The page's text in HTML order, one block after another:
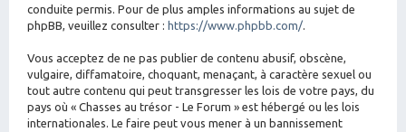
conduite permis. Pour de plus amples informations au sujet de
phpBB, veuillez consulter : https://www.phpbb.com/.
Vous acceptez de ne pas publier de contenu abusif, obscène,
vulgaire, diffamatoire, choquant, menaçant, à caractère sexuel ou
tout autre contenu qui peut transgresser les lois de votre pays, du
pays où « Chasses au trésor - Le Forum » est hébergé ou les lois
internationales. Le faire peut vous mener à un bannissement